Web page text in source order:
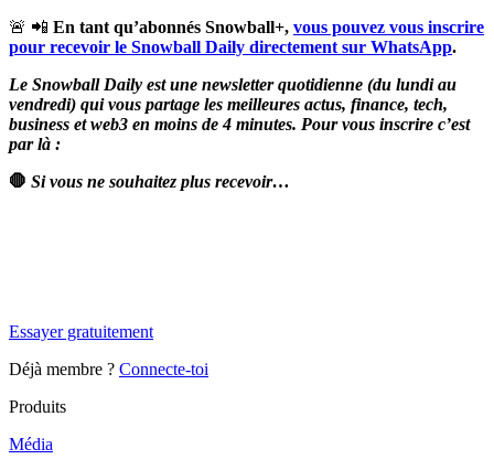
🚨 📲 En tant qu’abonnés Snowball+, vous pouvez vous inscrire
pour recevoir le Snowball Daily directement sur WhatsApp.
Le Snowball Daily est une newsletter quotidienne (du lundi au
vendredi) qui vous partage les meilleures actus, finance, tech,
business et web3 en moins de 4 minutes. Pour vous inscrire c’est
par là :
🛑 Si vous ne souhaitez plus recevoir…
Essayer gratuitement
Déjà membre ? Connecte-toi
Produits
Média